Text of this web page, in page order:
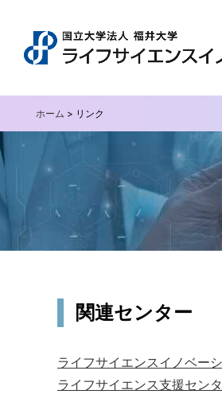
ホーム > リンク
関連センター
ライフサイエンスイノベー
ライフサイエンス支援セン